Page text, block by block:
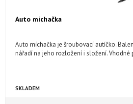
Auto míchačka
Auto míchačka je šroubovací autíčko.
nářadí na jeho rozložení i složení. Vhodné
SKLADEM